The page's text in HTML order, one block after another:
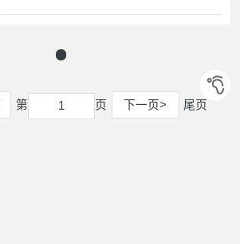
第
1
页 下一页> 尾页